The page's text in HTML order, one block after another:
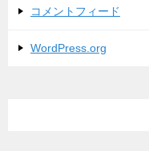
コメントフィード
WordPress.org